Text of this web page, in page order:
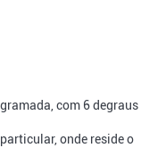
com 6 degraus
onde reside o